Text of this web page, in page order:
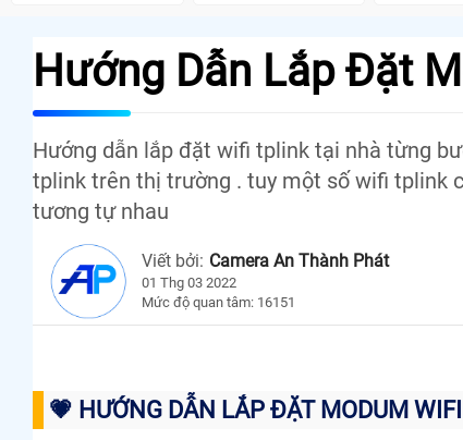
Hướng Dẫn Lắp Đặt
Hướng dẫn lắp đặt wifi tplink tại nhà từng
tplink trên thị trường . tuy một số wifi tplink
tương tự nhau
Viết bởi: Camera An Thành Phát
01 Thg 03 2022
Mức độ quan tâm: 16151
💗 HƯỚNG DẪN LẮP ĐẶT MODUM